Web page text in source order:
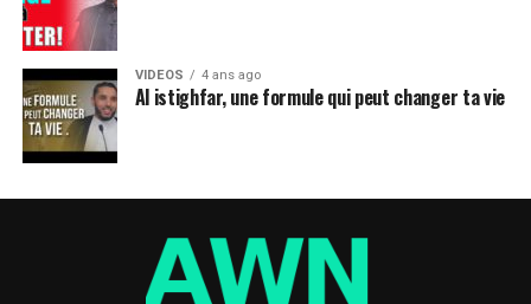
VIDEOS 4 ans ago
Al istighfar, une formule qui peut changer ta vie